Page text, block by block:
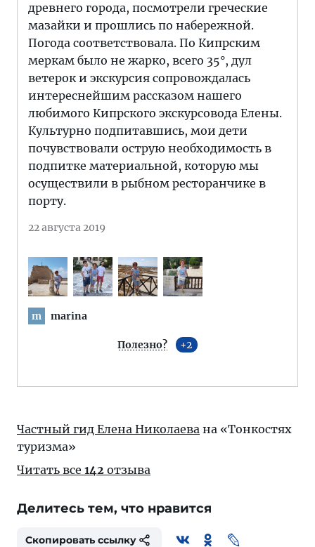
древнего города, посмотрели греческие
мазайки и прошлись по набережной.
Погода соответствовала. По Кипрским
меркам было не жарко, всего 35°, дул
ветерок и экскурсия сопровождалась
интереснейшим рассказом нашего
любимого Кипрского экскурсовода Елены.
Культурно подпитавшись, мои дети
почувствовали острую необходимость в
подпитке материальной, которую мы
осуществили в рыбном ресторанчике в
порту.
22 августа 2019
m marina
Полезно? 2
Частный гид Елена Николаева на «Тонкостях
туризма»
Читать все 142 отзыва
Делитесь тем, что нравится
Скопировать ссылку